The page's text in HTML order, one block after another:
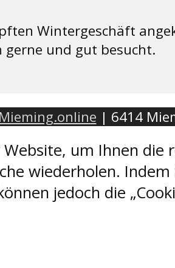
Wintergeschäft
und gut besucht.
Mieming.online | 6414
um Ihnen
wiederholen.
jedoch die